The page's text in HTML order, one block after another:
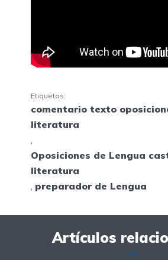
Etiquetas:
comentario texto
literatura
Oposiciones de Lengua
literatura
preparador de Lengua
Artículos